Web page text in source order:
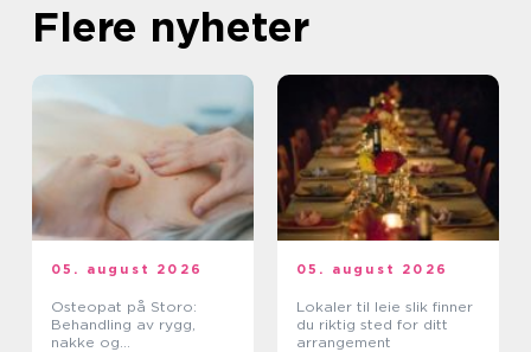
Flere nyheter
05. august 2026
Osteopat på Storo:
Behandling av rygg,
nakke og
05. august 2026
Lokaler til leie slik finner
du riktig sted for ditt
arrangement